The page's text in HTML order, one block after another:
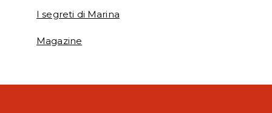
I segreti di Marina
Magazine